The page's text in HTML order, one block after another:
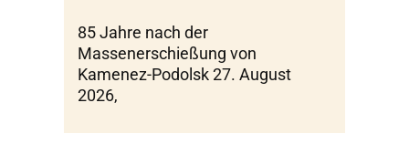
85 Jahre nach der
Massenerschießung von
Kamenez-Podolsk 27. August
2026,